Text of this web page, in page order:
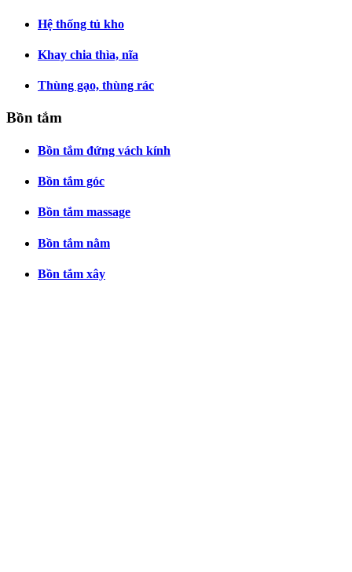
Hệ thống tủ kho
Khay chia thìa, nĩa
Thùng gạo, thùng rác
Bồn tắm
Bồn tắm đứng vách kính
Bồn tắm góc
Bồn tắm massage
Bồn tắm nằm
Bồn tắm xây